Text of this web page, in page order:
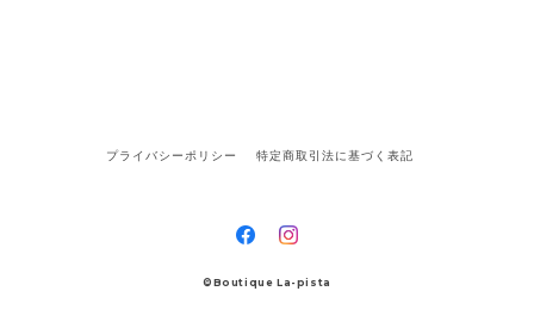
プライバシーポリシー 特定商取引法に基づく表記
©Boutique La-pista